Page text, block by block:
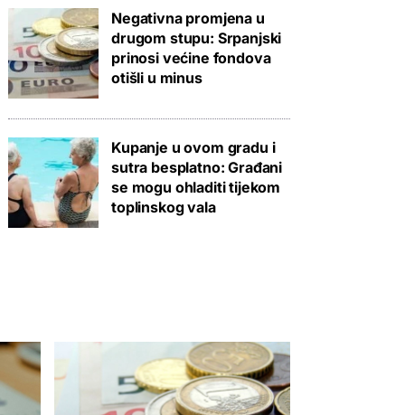
Negativna promjena u
drugom stupu: Srpanjski
prinosi većine fondova
otišli u minus
Kupanje u ovom gradu i
sutra besplatno: Građani
se mogu ohladiti tijekom
toplinskog vala